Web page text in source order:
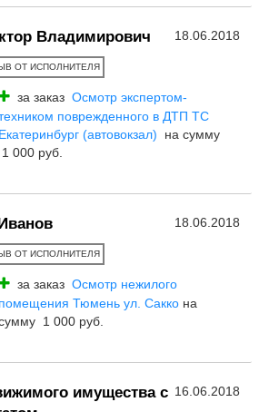
Владимирович 18.06.2018
ОТ ИСПОЛНИТЕЛЯ
за заказ Осмотр экспертом-
поврежденного в ДТП ТС
Екатеринбург (автовокзал)
на сумму
1 000 руб.
18.06.2018
ОТ ИСПОЛНИТЕЛЯ
за заказ Осмотр нежилого
помещения Тюмень ул. Сакко на
1 000 руб.
имущества с 16.06.2018